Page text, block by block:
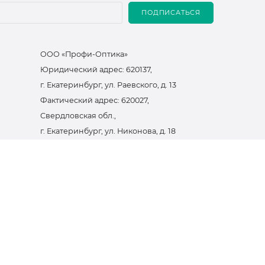
ПОДПИСАТЬСЯ
ООО «Профи-Оптика»
Юридический адрес: 620137,
г. Екатеринбург, ул. Раевского, д. 13
Фактический адрес: 620027,
Свердловская обл.,
г. Екатеринбург, ул. Никонова, д. 18